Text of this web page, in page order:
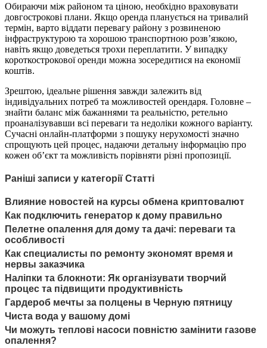
Обираючи між районом та ціною, необхідно враховувати
довгострокові плани. Якщо оренда планується на тривалий
термін, варто віддати перевагу району з розвиненою
інфраструктурою та хорошою транспортною розв’язкою,
навіть якщо доведеться трохи переплатити. У випадку
короткострокової оренди можна зосередитися на економії
коштів.
Зрештою, ідеальне рішення завжди залежить від
індивідуальних потреб та можливостей орендаря. Головне –
знайти баланс між бажаннями та реальністю, ретельно
проаналізувавши всі переваги та недоліки кожного варіанту.
Сучасні онлайн-платформи з пошуку нерухомості значно
спрощують цей процес, надаючи детальну інформацію про
кожен об’єкт та можливість порівняти різні пропозиції.
Раніші записи у категорії Статті
Влияние новостей на курсы обмена криптовалют
Как подключить генератор к дому правильно
Пелетне опалення для дому та дачі: переваги та
особливості
Как специалисты по ремонту экономят время и
нервы заказчика
Наліпки та блокноти: Як організувати творчий
процес та підвищити продуктивність
Гардероб мечты за полцены в Черную пятницу
Чиста вода у вашому домі
Чи можуть теплові насоси повністю замінити газове
опалення?